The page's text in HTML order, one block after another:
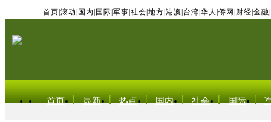
首页 滚动 国内 国际 军事 社会 地方 港澳 台湾 华人 侨网 财经 金融
首页 最新 热点 国内 社会 国际